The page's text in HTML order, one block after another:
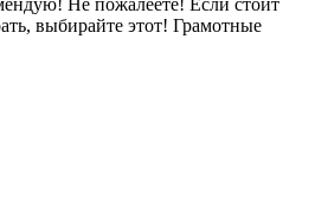
выбирайте этот! Грамотные